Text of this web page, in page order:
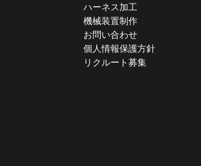
ハーネス加工
機械装置制作
お問い合わせ
個人情報保護方針
リクルート募集